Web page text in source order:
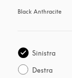
Black Anthracite
Sinistra
Destra